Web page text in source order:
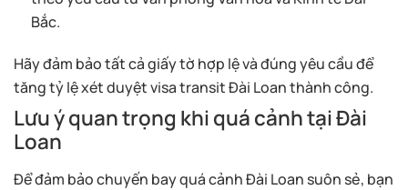
Bắc.
Hãy đảm bảo tất cả giấy tờ hợp lệ và đúng yêu cầu để
tăng tỷ lệ xét duyệt visa transit Đài Loan thành công.
Lưu ý quan trọng khi quá cảnh tại Đài
Loan
Để đảm bảo chuyến bay quá cảnh Đài Loan suôn sẻ, bạn